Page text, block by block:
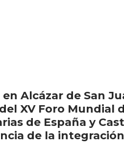
en Alcázar de San
XV Foro Mundial
de España y
de la